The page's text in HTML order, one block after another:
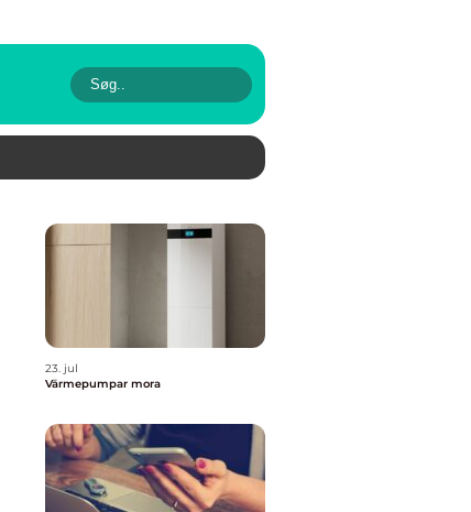
23. jul
Värmepumpar mora